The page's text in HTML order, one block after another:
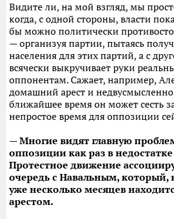
Видите ли, на мой взгляд, мы
когда, с одной стороны, власти
бы можно политически
— организуя партии, пытаясь
населения для этих партий, а с
всячески выкручивает руки
оппонентам. Сажает, например,
домашний арест и недвусмысленно
ближайшее время он может сесть
непростое время для оппозиции
— Многие видят главную
оппозиции как раз в
Протестное движение
очередь с Навальным, который,
уже несколько месяцев
арестом.